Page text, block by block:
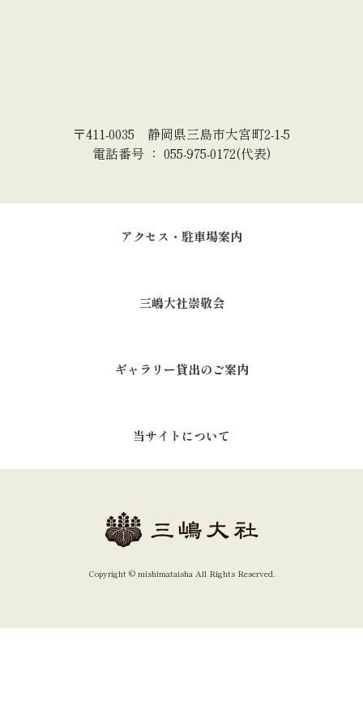
〒411-0035 静岡県三島市大宮町2-1-5
電話番号 ： 055-975-0172(代表)
アクセス・駐車場案内
三嶋大社崇敬会
ギャラリー貸出のご案内
当サイトについて
Copyright ©︎ mishimataisha All Rights Reserved.